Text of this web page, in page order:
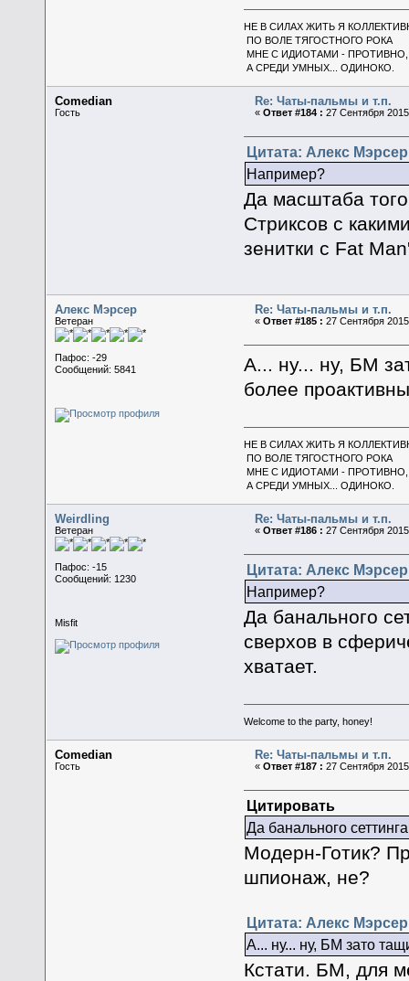
НЕ В СИЛАХ ЖИТЬ Я
ПО ВОЛЕ ТЯГОСТНОГО РОКА
МНЕ С ИДИОТАМИ - ПРОТИВНО,
А СРЕДИ УМНЫХ... ОДИНОКО.
Comedian
Гость
Re: Чаты-пальмы и т.п.
«Ответ #184 : 27 Сентября
Цитата: Алекс
Например?
Да масштаба
Стриксов с
зенитки c Fat
Алекс Мэрсер
Ветеран
Пафос: -29
Сообщений: 5841
Re: Чаты-пальмы и т.п.
«Ответ #185 : 27 Сентября
А... ну... ну, БМ
более
НЕ В СИЛАХ ЖИТЬ Я
ПО ВОЛЕ ТЯГОСТНОГО РОКА
МНЕ С ИДИОТАМИ - ПРОТИВНО,
А СРЕДИ УМНЫХ... ОДИНОКО.
Weirdling
Ветеран
Пафос: -15
Сообщений: 1230
Misfit
Re: Чаты-пальмы и т.п.
«Ответ #186 : 27 Сентября
Цитата: Алекс
Например?
Да банального
сверхов в
хватает.
Welcome to the party, honey!
Comedian
Гость
Re: Чаты-пальмы и т.п.
«Ответ #187 : 27 Сентября
Цитировать
Да банального
Модерн-Готик?
шпионаж, не?
Цитата: Алекс
А... ну... ну, БМ зато
Кстати. БМ, для